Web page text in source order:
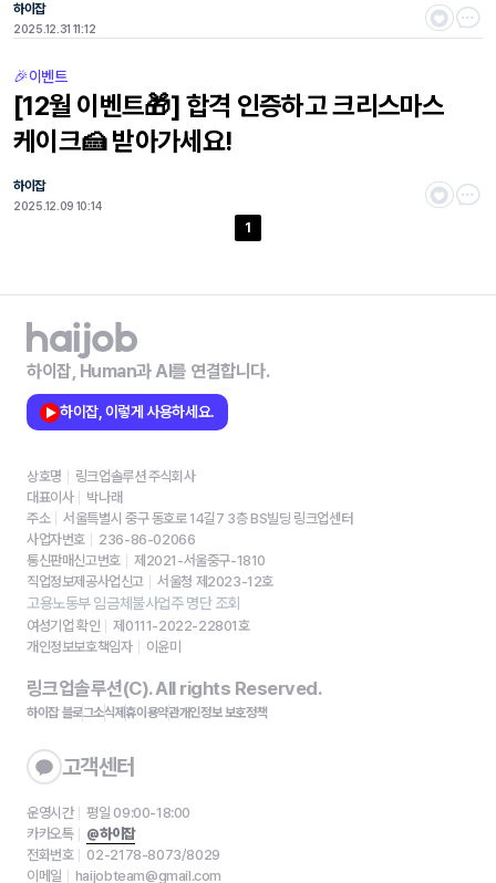
하이잡
2025.12.31 11:12
🎉이벤트
[12월 이벤트🎁] 합격 인증하고 크리스마스
케이크🍰 받아가세요!
하이잡
2025.12.09 10:14
1
하이잡, Human과 AI를 연결합니다.
하이잡, 이렇게 사용하세요.
상호명
링크업솔루션 주식회사
대표이사
박나래
주소
서울특별시 중구 동호로 14길7 3층 BS빌딩 링크업센터
사업자번호
236-86-02066
통신판매신고번호
제2021-서울중구-1810
직업정보제공사업신고
서울청 제2023-12호
고용노동부 임금체불사업주 명단 조회
여성기업 확인
제0111-2022-22801호
개인정보보호책임자
이윤미
링크업솔루션(C). All rights Reserved.
하이잡 블로그소식제휴이용약관개인정보 보호정책
고객센터
운영시간
평일 09:00-18:00
카카오톡
@하이잡
전화번호
02-2178-8073/8029
이메일
haijobteam@gmail.com